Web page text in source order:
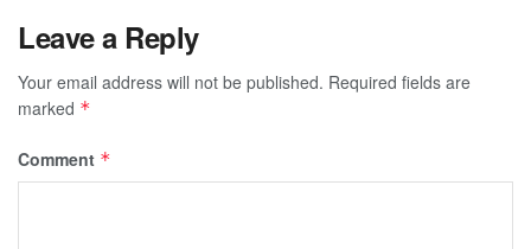
Leave a Reply
Your email address will not be published. Required fields are
marked *
Comment *